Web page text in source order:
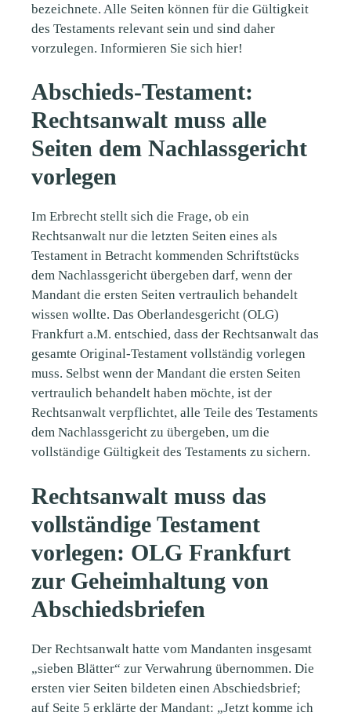
bezeichnete. Alle Seiten können für die Gültigkeit
des Testaments relevant sein und sind daher
vorzulegen. Informieren Sie sich hier!
Abschieds-Testament:
Rechtsanwalt muss alle
Seiten dem Nachlassgericht
vorlegen
Im Erbrecht stellt sich die Frage, ob ein
Rechtsanwalt nur die letzten Seiten eines als
Testament in Betracht kommenden Schriftstücks
dem Nachlassgericht übergeben darf, wenn der
Mandant die ersten Seiten vertraulich behandelt
wissen wollte. Das Oberlandesgericht (OLG)
Frankfurt a.M. entschied, dass der Rechtsanwalt das
gesamte Original-Testament vollständig vorlegen
muss. Selbst wenn der Mandant die ersten Seiten
vertraulich behandelt haben möchte, ist der
Rechtsanwalt verpflichtet, alle Teile des Testaments
dem Nachlassgericht zu übergeben, um die
vollständige Gültigkeit des Testaments zu sichern.
Rechtsanwalt muss das
vollständige Testament
vorlegen: OLG Frankfurt
zur Geheimhaltung von
Abschiedsbriefen
Der Rechtsanwalt hatte vom Mandanten insgesamt
„sieben Blätter“ zur Verwahrung übernommen. Die
ersten vier Seiten bildeten einen Abschiedsbrief;
auf Seite 5 erklärte der Mandant: „Jetzt komme ich